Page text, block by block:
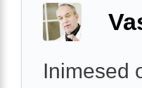
Inimesed